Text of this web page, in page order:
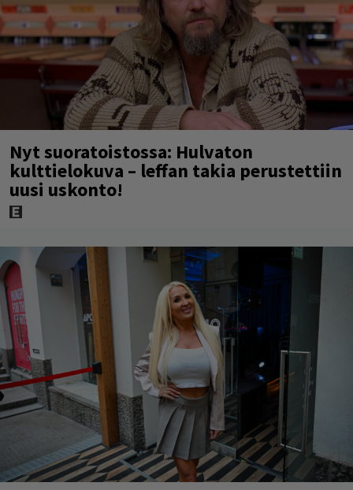
Nyt suoratoistossa: Hulvaton
kulttielokuva – leffan takia perustettiin
uusi uskonto!